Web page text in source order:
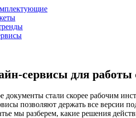
сервисы для работы
стали скорее рабочим
позволяют держать все версии
мы разберем, какие решения